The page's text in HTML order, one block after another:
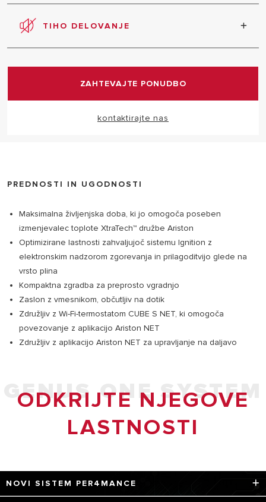
Novi komunikacijski protokol zagotavlja celovito
upravljanje sistema.
TIHO DELOVANJE
Izjemno tiho delovanje v vseh načinih dela
ZAHTEVAJTE PONUDBO
kontaktirajte nas
PREDNOSTI IN UGODNOSTI
Maksimalna življenjska doba, ki jo omogoča poseben
izmenjevalec toplote XtraTech™ družbe Ariston
Optimizirane lastnosti zahvaljujoč sistemu Ignition z
elektronskim nadzorom zgorevanja in prilagoditvijo glede na
vrsto plina
Kompaktna zgradba za preprosto vgradnjo
Zaslon z vmesnikom, občutljiv na dotik
Združljiv z Wi-Fi-termostatom CUBE S NET, ki omogoča
povezovanje z aplikacijo Ariston NET
Združljiv z aplikacijo Ariston NET za upravljanje na daljavo
GENUS ONE SYSTEM
ODKRIJTE NJEGOVE
LASTNOSTI
NOVI SISTEM PER4MANCE